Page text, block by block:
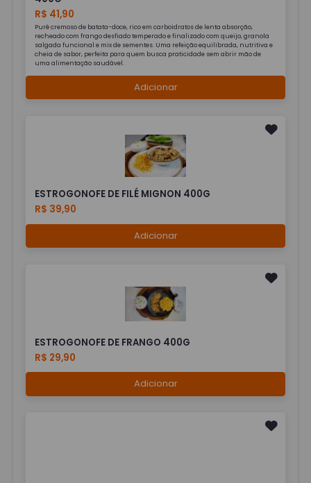
R$ 41,90
Purê cremoso de batata-doce, rico em carboidratos de lenta absorção,
recheado com frango desfiado temperado e finalizado com queijo, granola
salgada funcional e mix de sementes. Uma refeição equilibrada, nutritiva e
cheia de sabor, perfeita para quem busca praticidade sem abrir mão de
uma alimentação saudável.
Adicionar
ESTROGONOFE DE FILÉ MIGNON 400G
R$ 39,90
Adicionar
ESTROGONOFE DE FRANGO 400G
R$ 29,90
Adicionar